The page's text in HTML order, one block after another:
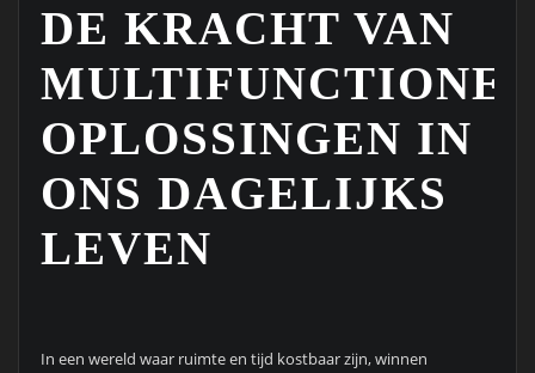
DE KRACHT VAN
OPLOSSINGEN IN
ONS DAGELIJKS
LEVEN
In een wereld waar ruimte en tijd kostbaar zijn, winnen